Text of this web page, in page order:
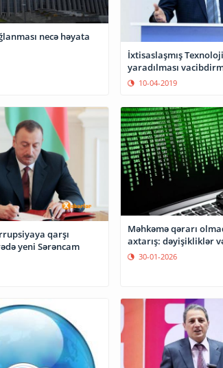
necə həyata
İxtisaslaşmış
yaradılması
10-04-2019
qarşı
Sərəncam
Məhkəmə qərarı
axtarış: dəyişikliklər
30-01-2026